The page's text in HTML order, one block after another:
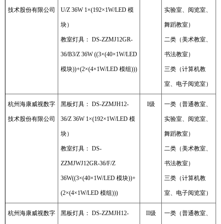
技术股份有限公司 U/Z 36W 1×(192×1W/LED 模
块）
教室灯具： DS-ZZMJ12GR-
36/B3/Z 36W ((3×(40×1W/LED
模块))+(2×(4×1W/LED 模组)))
实验室、阅览室、
舞蹈教室）
二类（美术教室、
书法教室）
三类（计算机教
室、电子阅览室）
杭州海康威视数字
技术股份有限公司
黑板灯具： DS-ZZMJH12-
36/Z 36W 1×(192×1W/LED 模
块）
教室灯具： DS-
ZZMJWJ12GR-36/F/Z
36W((3×(40×1W/LED 模块))+
(2×(4×1W/LED 模组)))
I级 一类（普通教室、
实验室、阅览室、
舞蹈教室）
二类（美术教室、
书法教室）
三类（计算机教
室、电子阅览室）
杭州海康威视数字 黑板灯具： DS-ZZMJH12- II级 一类（普通教室、